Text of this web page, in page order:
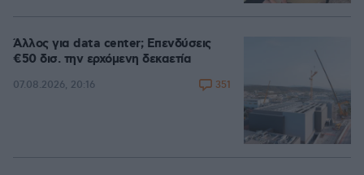
Άλλος για data center; Επενδύσεις
€50 δισ. την ερχόμενη δεκαετία
07.08.2026, 20:16 351